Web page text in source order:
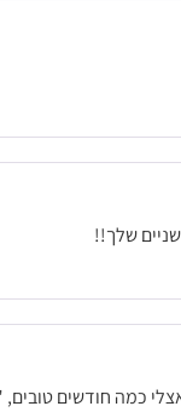
שלך!!
כמה חודשים טובים,